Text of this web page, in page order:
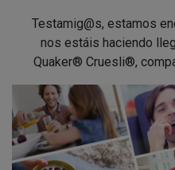
Testamig@s, estamos
nos estáis haciendo
Quaker® Cruesli®,